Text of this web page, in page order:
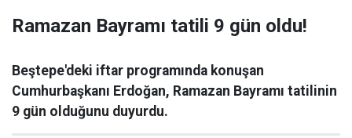
Ramazan Bayramı tatili 9 gün oldu!
Beştepe'deki iftar programında konuşan
Cumhurbaşkanı Erdoğan, Ramazan Bayramı tatilinin
9 gün olduğunu duyurdu.